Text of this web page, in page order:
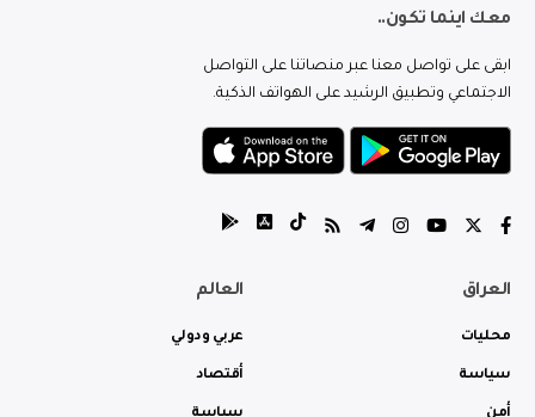
معك اينما تكون..
ابقى على تواصل معنا عبر منصاتنا على التواصل
الاجتماعي وتطبيق الرشيد على الهواتف الذكية.
العراق
محليات
سياسة
العالم
عربي ودولي
أقتصاد